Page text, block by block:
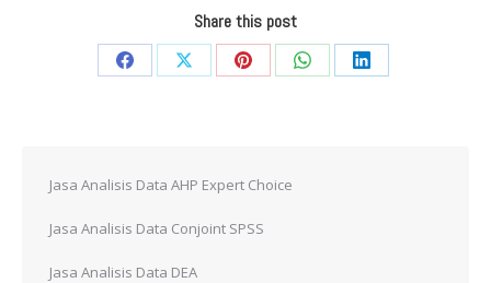
Share this post
Share
Share
Share
Share
Share
Jasa Analisis Data AHP Expert Choice
Jasa Analisis Data Conjoint SPSS
Jasa Analisis Data DEA